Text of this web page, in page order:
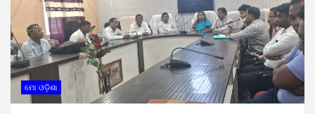
ମୋ ଓଡ଼ିଶା